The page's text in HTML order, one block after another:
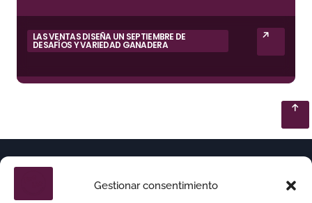
Gestionar consentimiento
LAS VENTAS DISEÑA UN SEPTIEMBRE DE
DESAFÍOS Y VARIEDAD GANADERA